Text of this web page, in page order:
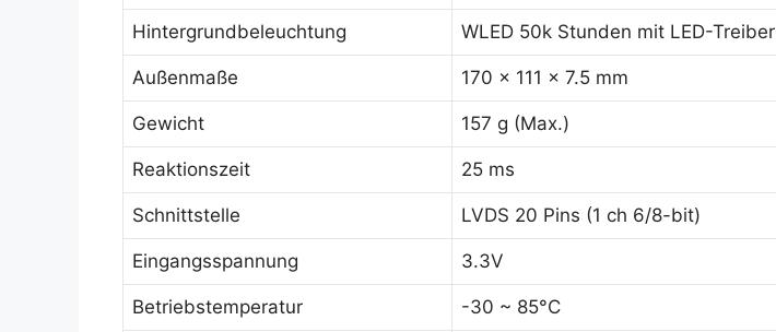
Hintergrundbeleuchtung WLED 50k Stunden mit LED-Treiber
Außenmaße 170 x 111 x 7.5 mm
Gewicht 157 g (Max.)
Reaktionszeit 25 ms
Schnittstelle LVDS 20 Pins (1 ch 6/8-bit)
Eingangsspannung 3.3V
Betriebstemperatur -30 ~ 85°C